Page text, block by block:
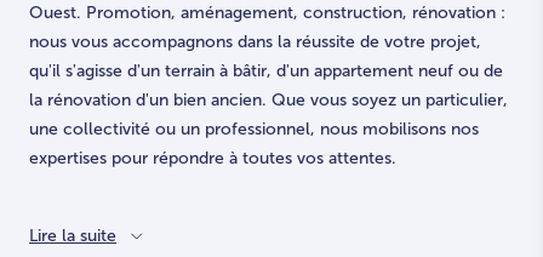
Ouest. Promotion, aménagement, construction, rénovation :
nous vous accompagnons dans la réussite de votre projet,
qu'il s'agisse d'un terrain à bâtir, d'un appartement neuf ou de
la rénovation d'un bien ancien. Que vous soyez un particulier,
une collectivité ou un professionnel, nous mobilisons nos
expertises pour répondre à toutes vos attentes.
Lire la suite